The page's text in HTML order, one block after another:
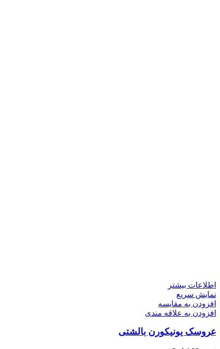
اطلاعات بیشتر
نمایش سریع
افزودن به مقایسه
افزودن به علاقه مندی
عروسک یونیکورن بالشتی